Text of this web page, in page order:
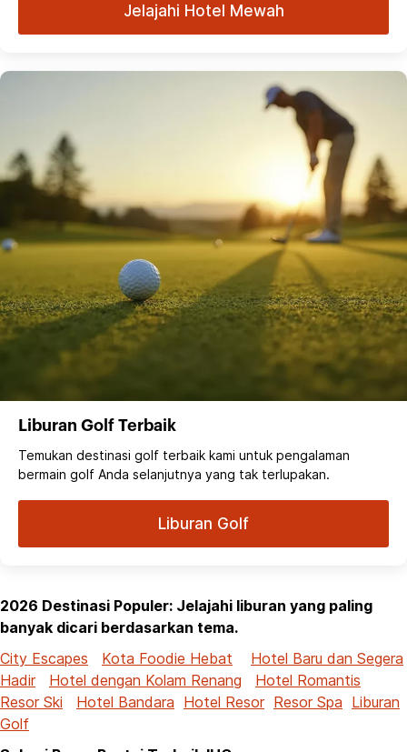
Jelajahi Hotel Mewah
Liburan Golf Terbaik
Temukan destinasi golf terbaik kami untuk pengalaman
bermain golf Anda selanjutnya yang tak terlupakan.
Liburan Golf
2026 Destinasi Populer: Jelajahi liburan yang paling
banyak dicari berdasarkan tema.
City Escapes
Kota Foodie Hebat
Hotel Baru dan Segera
Hadir
Hotel dengan Kolam Renang
Hotel Romantis
Resor Ski
Hotel Bandara Hotel Resor Resor Spa Liburan
Golf